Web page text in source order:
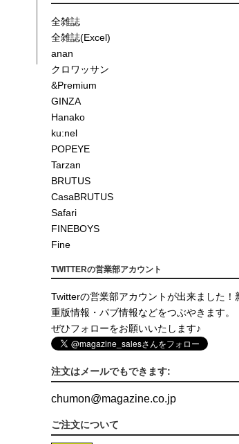
全雑誌
全雑誌(Excel)
anan
クロワッサン
&Premium
GINZA
Hanako
ku:nel
POPEYE
Tarzan
BRUTUS
CasaBRUTUS
Safari
FINEBOYS
Fine
TWITTERの営業部アカウント
Twitterの営業部アカウントが出来ました！
重版情報・パブ情報などをつぶやきます。
ぜひフォローをお願いいたします♪
注文はメールでもできます:
chumon@magazine.co.jp
ご注文について